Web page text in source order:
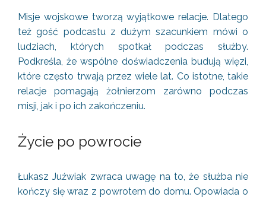
Misje wojskowe tworzą wyjątkowe relacje. Dlatego
też gość podcastu z dużym szacunkiem mówi o
ludziach, których spotkał podczas służby.
Podkreśla, że wspólne doświadczenia budują więzi,
które często trwają przez wiele lat. Co istotne, takie
relacje pomagają żołnierzom zarówno podczas
misji, jak i po ich zakończeniu.
Życie po powrocie
Łukasz Juźwiak zwraca uwagę na to, że służba nie
kończy się wraz z powrotem do domu. Opowiada o